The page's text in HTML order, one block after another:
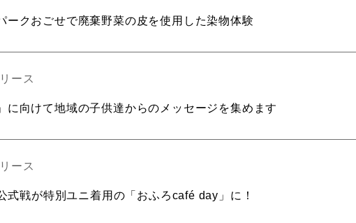
ークおごせで廃棄野菜の皮を使用した染物体験
ース
に向けて地域の子供達からのメッセージを集めます
ース
戦が特別ユニ着用の「おふろcafé day」に！